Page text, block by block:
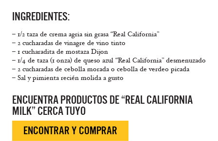
INGREDIENTES:
– 1/2 taza de crema agria sin grasa “Real California”
– 2 cucharadas de vinagre de vino tinto
– 1 cucharadita de mostaza Dijon
– 1/4 de taza (1 onza) de queso azul “Real California” desmenuzado
– 2 cucharadas de cebolla morada o cebolla de verdeo picada
– Sal y pimienta recién molida a gusto
ENCUENTRA PRODUCTOS DE “REAL CALIFORNIA
MILK” CERCA TUYO
ENCONTRAR Y COMPRAR